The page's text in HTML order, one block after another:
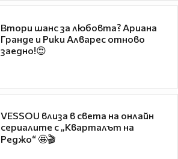
Втори шанс за любовта? Ариана
Гранде и Рики Алварес отново
заедно!😍
VESSOU влиза в света на онлайн
сериалите с „Кварталът на
Реджо“ 🤩🎬